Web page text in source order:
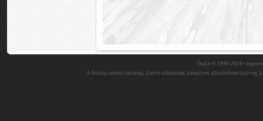
DuEn © 1999-2026 •
A honlap eredeti tartalma, illetve oldalainak bármilyen alkotóeleme (szöveg,